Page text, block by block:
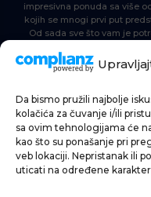
Da bismo pružili najbolje
kolačića za čuvanje i/ili
sa ovim tehnologijama će
kao što su ponašanje pri
veb lokaciji. Nepristanak ili
uticati na određene
impresivna ponuda sa više
kojih se mnogi prvi put
Od sada sve što vam je